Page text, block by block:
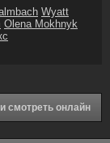
Wyatt
Olena Mokhnyk
смотреть онлайн